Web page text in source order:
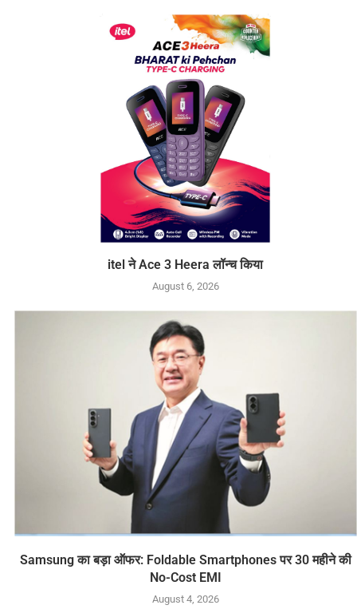
itel ने Ace 3 Heera लॉन्च किया
August 6, 2026
Samsung का बड़ा ऑफर: Foldable Smartphones पर 30 महीने की
No-Cost EMI
August 4, 2026